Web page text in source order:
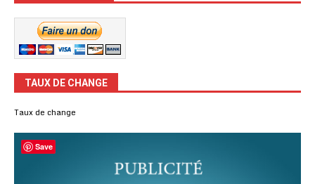
TAUX DE CHANGE
Taux de change
Save